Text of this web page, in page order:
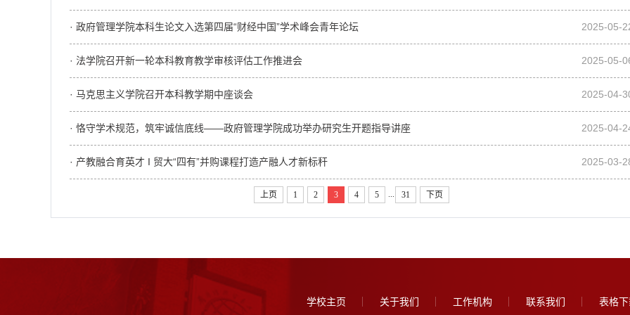
2025-05-
· 政府管理学院本科生论文入选第四届“财经中国”学术峰会青年论坛
2025-05-
· 法学院召开新一轮本科教育教学审核评估工作推进会
2025-04-
· 马克思主义学院召开本科教学期中座谈会
2025-04-
· 恪守学术规范，筑牢诚信底线——政府管理学院成功举办研究生开题指导讲座
2025-03-
· 产教融合育英才 I 贸大“四有”并购课程打造产融人才新标秆
上页 1 2 3 4 5 31 下页
学校主页 关于我们 工作机构 联系我们 表格